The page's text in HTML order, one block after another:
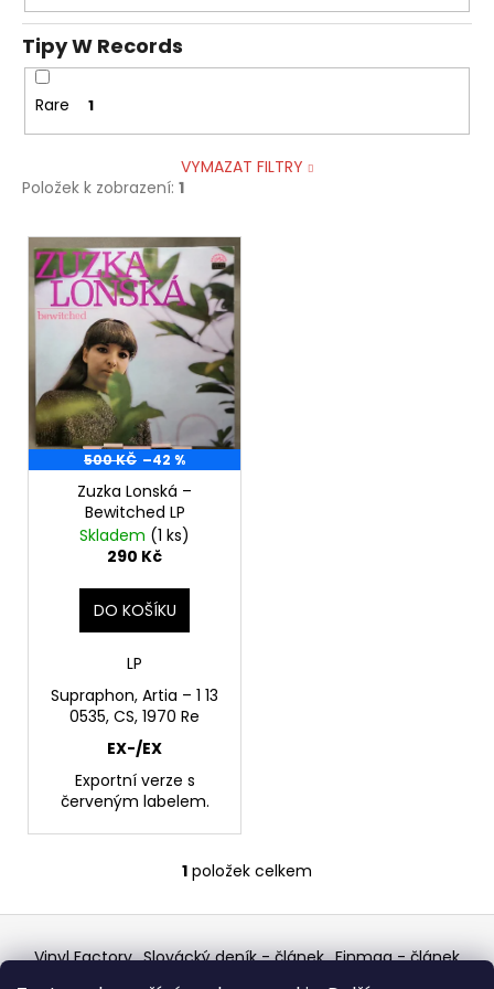
Tipy W Records
Rare 1
VYMAZAT FILTRY
Položek k zobrazení: 1
V
ý
p
s
p
o
d 500 KČ –42 %
Zuzka Lonská ‎–
Bewitched LP
Skladem (1 ks)
290 Kč
DO KOŠÍKU
LP
Supraphon, Artia – 1 13
0535, CS, 1970 Re
EX-/EX
Exportní verze s
červeným labelem.
O
v
á
1 položek celkem
Z
á Vinyl Factory Slovácký deník - článek Finmag - článek